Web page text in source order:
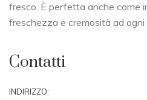
fresco. È perfetta anche come
freschezza e cremosità ad ogni
Contatti
INDIRIZZO: